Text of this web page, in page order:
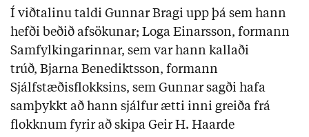
Í viðtalinu taldi Gunnar Bragi upp þá sem hann
hefði beðið afsökunar; Loga Einarsson, formann
Samfylkingarinnar, sem var hann kallaði
trúð, Bjarna Benediktsson, formann
Sjálfstæðisflokksins, sem Gunnar sagði hafa
samþykkt að hann sjálfur ætti inni greiða frá
flokknum fyrir að skipa Geir H. Haarde